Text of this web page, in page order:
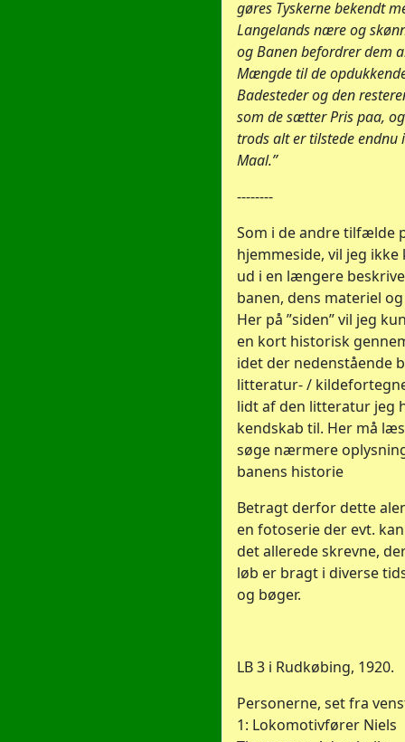
gøres Tyskerne bekendt
Langelands nære og
og Banen befordrer dem
Mængde til de
Badesteder og den
som de sætter Pris paa,
trods alt er tilstede endnu
Maal.”
--------
Som i de andre tilfælde
hjemmeside, vil jeg ikke
ud i en længere
banen, dens materiel
Her på ”siden” vil jeg
en kort historisk
idet der nedenstående
litteratur- /
lidt af den litteratur jeg
kendskab til. Her må
søge nærmere
banens historie
Betragt derfor dette
en fotoserie der evt.
det allerede skrevne,
løb er bragt i diverse
og bøger.
LB 3 i Rudkøbing, 1920.
Personerne, set fra
1: Lokomotivfører Niels